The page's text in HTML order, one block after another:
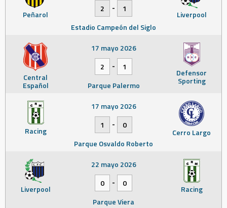
Peñarol Liverpool
2
-
1
Estadio Campeón del Siglo
Central
Español
Defensor
Sporting
17 mayo 2026
2
-
1
Parque Palermo
Racing Cerro Largo
17 mayo 2026
1
-
0
Parque Osvaldo Roberto
Liverpool Racing
22 mayo 2026
0
-
0
Parque Viera